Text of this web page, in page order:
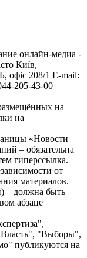
онлайн-медиа -
Київ,
208/1 E-mail:
205-43-00
на
на
«Новости
– обязательна
гиперссылка.
от
материалов.
– должна быть
абзаце
"Выборы",
публикуются на